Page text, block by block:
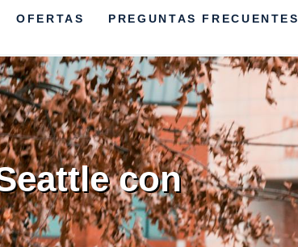
OFERTAS PREGUNTAS FRECUENTES
con